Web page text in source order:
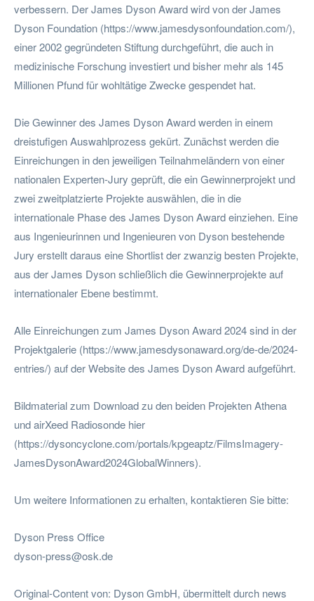
verbessern. Der James Dyson Award wird von der James
Dyson Foundation (https://www.jamesdysonfoundation.com/),
einer 2002 gegründeten Stiftung durchgeführt, die auch in
medizinische Forschung investiert und bisher mehr als 145
Millionen Pfund für wohltätige Zwecke gespendet hat.
Die Gewinner des James Dyson Award werden in einem
dreistufigen Auswahlprozess gekürt. Zunächst werden die
Einreichungen in den jeweiligen Teilnahmeländern von einer
nationalen Experten-Jury geprüft, die ein Gewinnerprojekt und
zwei zweitplatzierte Projekte auswählen, die in die
internationale Phase des James Dyson Award einziehen. Eine
aus Ingenieurinnen und Ingenieuren von Dyson bestehende
Jury erstellt daraus eine Shortlist der zwanzig besten Projekte,
aus der James Dyson schließlich die Gewinnerprojekte auf
internationaler Ebene bestimmt.
Alle Einreichungen zum James Dyson Award 2024 sind in der
Projektgalerie (https://www.jamesdysonaward.org/de-de/2024-
entries/) auf der Website des James Dyson Award aufgeführt.
Bildmaterial zum Download zu den beiden Projekten Athena
und airXeed Radiosonde hier
(https://dysoncyclone.com/portals/kpgeaptz/FilmsImagery-
JamesDysonAward2024GlobalWinners).
Um weitere Informationen zu erhalten, kontaktieren Sie bitte:
Dyson Press Office
dyson-press@osk.de
Original-Content von: Dyson GmbH, übermittelt durch news